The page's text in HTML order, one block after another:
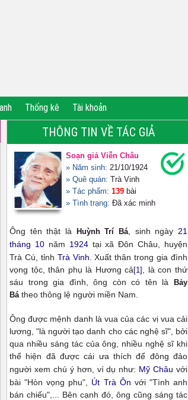
Thống kê Tài khoản
THÔNG TIN VỀ TÁC GIẢ
Soạn giả Viễn Châu
» Năm sinh: 21/10/1924
» Quê quán: Trà Vinh
» Tác phẩm: 139 bài
» Tình trạng: Đã xác minh
Ông tên thật là Huỳnh Trí Bá , sinh ngày 21
tháng 10năm 1924tại xã Đôn Châu, huyện
Trà Cú, tỉnh Trà Vinh . Xuất thân trong gia đình
vọng tộc, thân phụ là Hương cả [1]
, là con thứ
sáu trong gia đình, ông còn có tên là
Bảy
Bá theo thông lệ người miền Nam.
Ông được mệnh danh là vua của các vị vua cải
lương, "là người tạo danh cho các nghệ sĩ", bởi
qua nhiều sáng tác của ông, nhiều nghệ sĩ khi
thể hiện đã được cái ưa thích để đông đảo
người xem chú ý hơn, ví dụ như: Mỹ Châu với
bài "Hòn vọng phu", Út Trà Ôn với "Tình anh
bán chiếu",... Bên cạnh đó, ông cũng sáng tác